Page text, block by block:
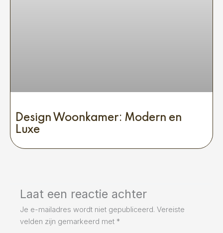
Design Woonkamer: Modern en
Luxe
Laat een reactie achter
Je e-mailadres wordt niet gepubliceerd. Vereiste
velden zijn gemarkeerd met *